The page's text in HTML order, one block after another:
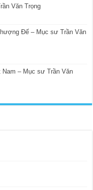
Văn Trọng
Đế – Mục sư Trần Văn
Nam – Mục sư Trần Văn